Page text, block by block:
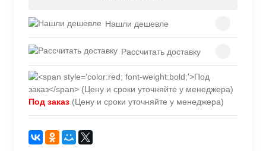
Нашли дешевле
Рассчитать доставку
Под заказ (Цену и сроки уточняйте у менеджера)